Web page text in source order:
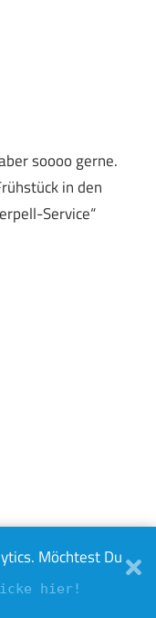
soooo gerne.
in den
Service“
Möchtest Du
hier!